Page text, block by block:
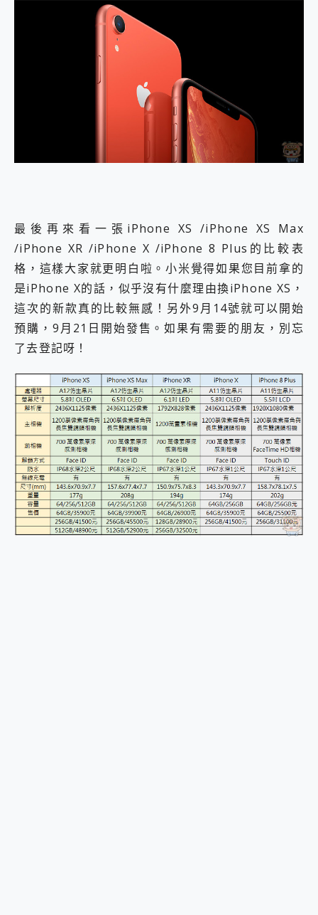
最後再來看一張iPhone XS /iPhone XS Max
/iPhone XR /iPhone X /iPhone 8 Plus的比較表
格，這樣大家就更明白啦。小米覺得如果您目前拿的
是iPhone X的話，似乎沒有什麼理由換iPhone XS，
這次的新款真的比較無感！另外9月14號就可以開始
預購，9月21日開始發售。如果有需要的朋友，別忘
了去登記呀！